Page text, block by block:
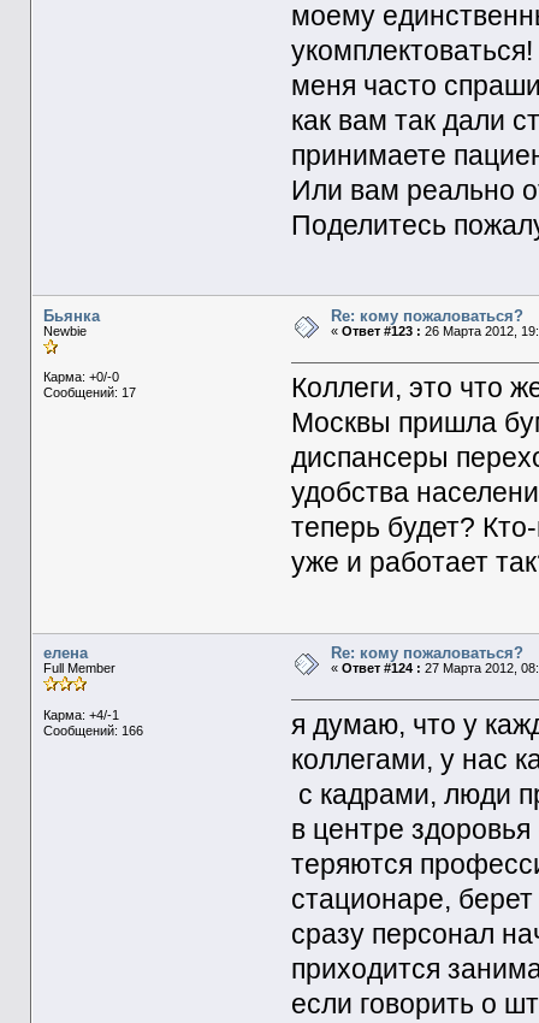
моему
меня часто
как вам так дали
принимаете
Или вам реально
Поделитесь
Бьянка
Newbie
Карма: +0/-0
Сообщений: 17
Re: кому пожаловаться?
« Ответ #123 : 26 Марта 2012,
Коллеги, это что
Москвы пришла
диспансеры
удобства
теперь будет?
уже и работает
елена
Full Member
Карма: +4/-1
Сообщений: 166
Re: кому пожаловаться?
« Ответ #124 : 27 Марта 2012,
я думаю, что у
коллегами, у нас
с кадрами, люди
в центре
теряются
стационаре,
сразу персонал
приходится
если говорить о